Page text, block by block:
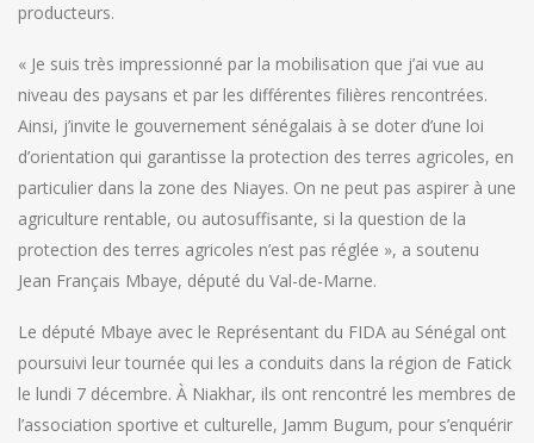
producteurs.
« Je suis très impressionné par la mobilisation que j’ai vue au
niveau des paysans et par les différentes filières rencontrées.
Ainsi, j’invite le gouvernement sénégalais à se doter d’une loi
d’orientation qui garantisse la protection des terres agricoles, en
particulier dans la zone des Niayes. On ne peut pas aspirer à une
agriculture rentable, ou autosuffisante, si la question de la
protection des terres agricoles n’est pas réglée », a soutenu
Jean Français Mbaye, député du Val-de-Marne.
Le député Mbaye avec le Représentant du FIDA au Sénégal ont
poursuivi leur tournée qui les a conduits dans la région de Fatick
le lundi 7 décembre. À Niakhar, ils ont rencontré les membres de
l’association sportive et culturelle, Jamm Bugum, pour s’enquérir